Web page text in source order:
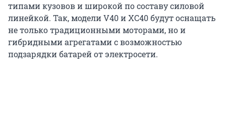
типами кузовов и широкой по составу силовой
линейкой. Так, модели V40 и XC40 будут оснащать
не только традиционными моторами, но и
гибридными агрегатами с возможностью
подзарядки батарей от электросети.